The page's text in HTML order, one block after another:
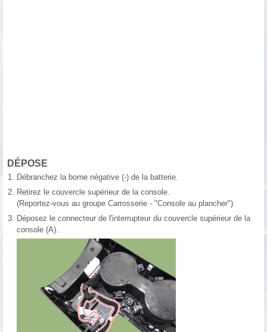
DÉPOSE
1. Débranchez la borne négative (-) de la batterie.
2. Retirez le couvercle supérieur de la console.
(Reportez-vous au groupe Carrosserie - "Console au plancher")
3. Déposez le connecteur de l'interrupteur du couvercle supérieur de la
console (A).